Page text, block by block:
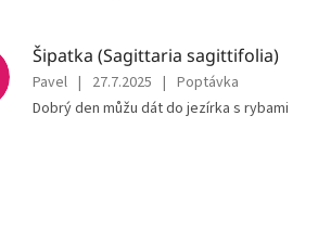
Šipatka (Sagittaria sagittifolia)
Pavel | 27.7.2025 | Poptávka
Dobrý den můžu dát do jezírka s rybami